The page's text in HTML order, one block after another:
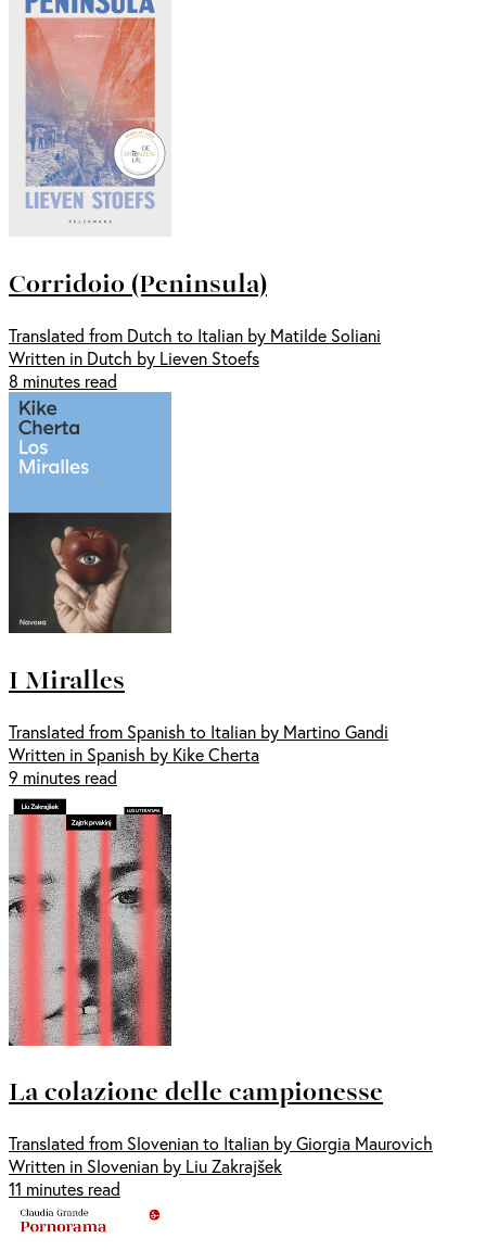
Corridoio (Peninsula)
Translated from Dutch to Italian by Matilde Soliani
Written in Dutch by Lieven Stoefs
8 minutes read
I Miralles
Translated from Spanish to Italian by Martino Gandi
Written in Spanish by Kike Cherta
9 minutes read
La colazione delle campionesse
Translated from Slovenian to Italian by Giorgia Maurovich
Written in Slovenian by Liu Zakrajšek
11 minutes read